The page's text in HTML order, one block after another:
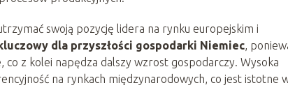
swoją pozycję lidera na rynku europejskim i
dla przyszłości gospodarki Niemiec ,
z kolei napędza dalszy wzrost gospodarczy. Wysoka
na rynkach międzynarodowych, co jest istotne